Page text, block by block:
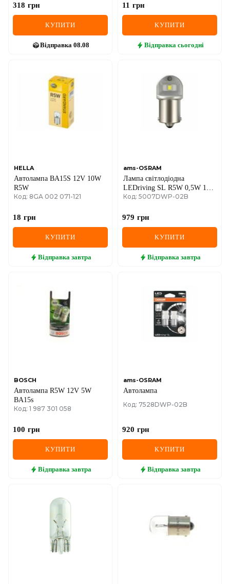
LEXUS
LINCOLN
MERCEDES-BENZ
NISSAN
OPEL
POLESTAR
RENAULT
SMART
SSANGYONG
SUZUKI
TESLA
318 грн
КУПИТИ
Відправка 08.08
11 грн
КУПИТИ
Відправка сьогодні
HELLA
Автолампа BA15S 12V 10W
R5W
Код: 8GA 002 071-121
18 грн
КУПИТИ
Відправка завтра
ams-OSRAM
Лампа світлодіодна
LEDriving SL R5W 0,5W 12V
BA15S (комплект)
Код: 5007DWP-02B
979 грн
КУПИТИ
Відправка завтра
BOSCH
Автолампа R5W 12V 5W
BA15s
Код: 1 987 301 058
100 грн
КУПИТИ
Відправка завтра
ams-OSRAM
Автолампа
Код: 7528DWP-02B
920 грн
КУПИТИ
Відправка завтра